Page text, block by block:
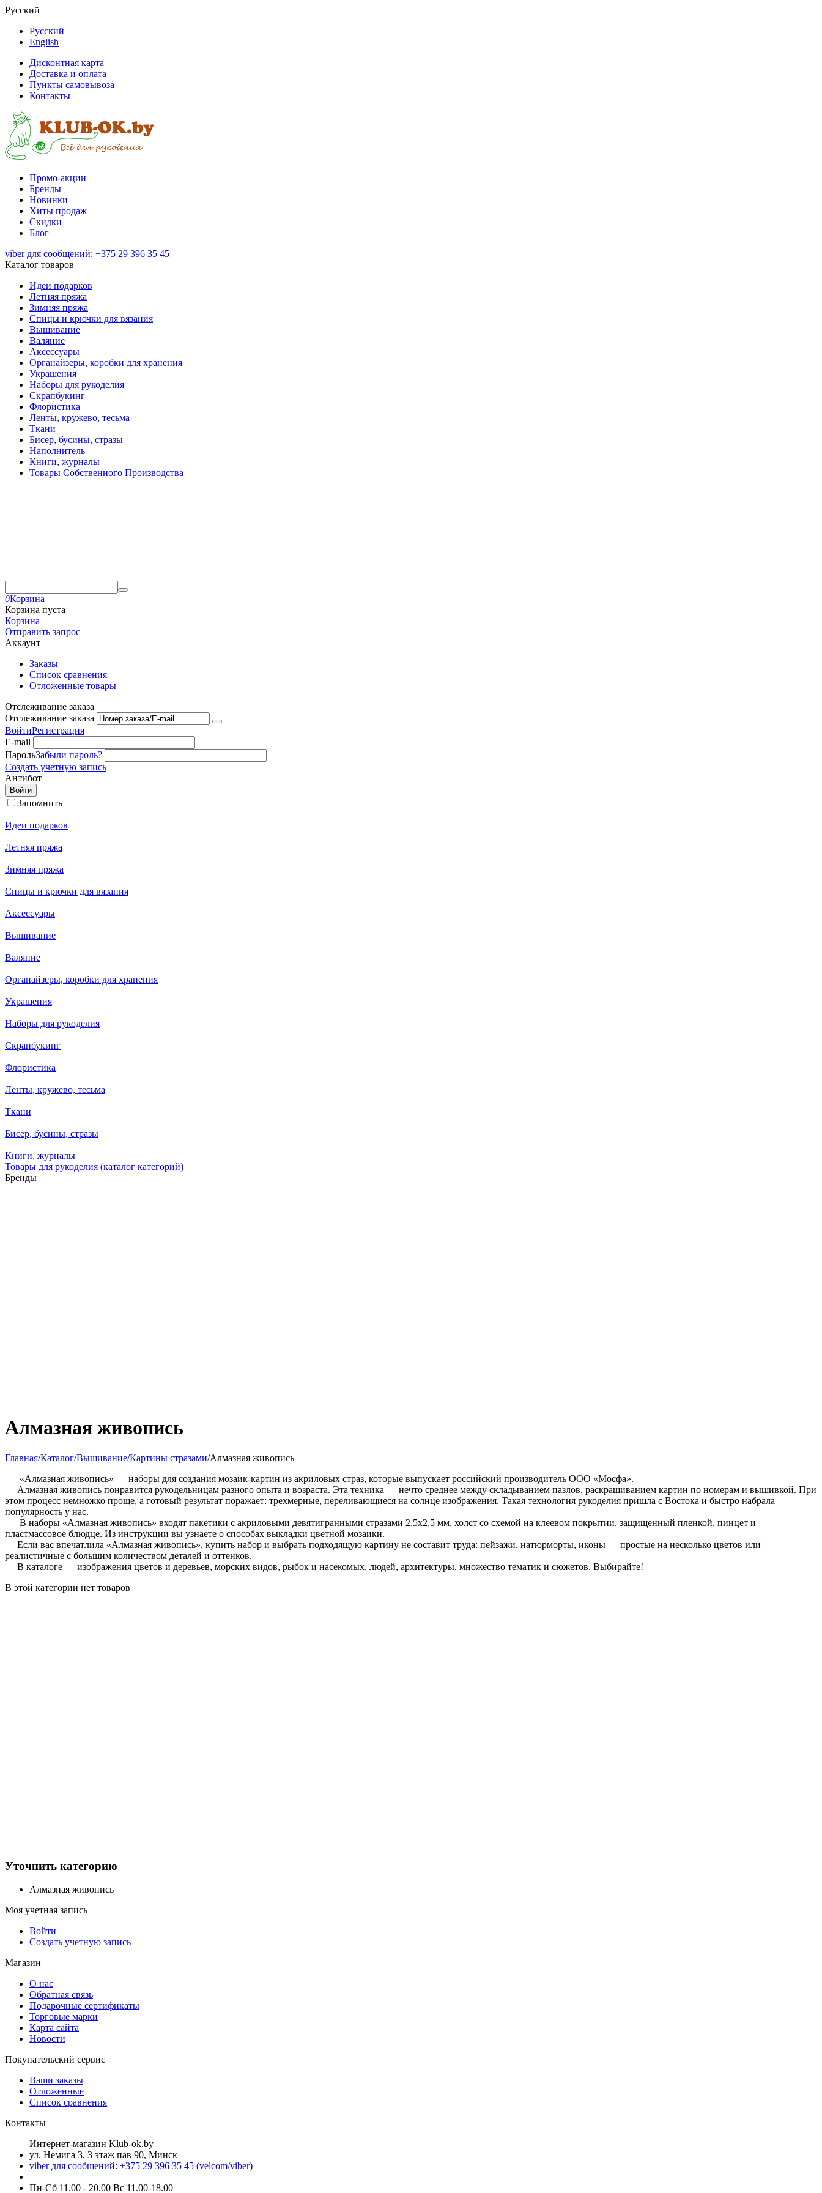
Русский
Русский
English
Дисконтная карта
Доставка и оплата
Пункты самовывоза
Контакты
Промо-акции
Бренды
Новинки
Хиты продаж
Скидки
Блог
viber для сообщений: +375 29 396 35 45
Каталог товаров
Идеи подарков
Летняя пряжа
Зимняя пряжа
Спицы и крючки для вязания
Вышивание
Валяние
Аксессуары
Органайзеры, коробки для хранения
Украшения
Наборы для рукоделия
Скрапбукинг
Флористика
Ленты, кружево, тесьма
Ткани
Бисер, бусины, стразы
Наполнитель
Книги, журналы
Товары Собственного Производства
0Корзина
Корзина пуста
Корзина
Отправить запрос
Аккаунт
Заказы
Список сравнения
Отложенные товары
Отслеживание заказа
Отслеживание заказа
ВойтиРегистрация
E-mail
ПарольЗабыли пароль?
Создать учетную запись
Антибот
Войти
Запомнить
Идеи подарков
Летняя пряжа
Зимняя пряжа
Спицы и крючки для вязания
Аксессуары
Вышивание
Валяние
Органайзеры, коробки для хранения
Украшения
Наборы для рукоделия
Скрапбукинг
Флористика
Ленты, кружево, тесьма
Ткани
Бисер, бусины, стразы
Книги, журналы
Товары для рукоделия (каталог категорий)
Бренды
Алмазная живопись
Главная/Каталог/Вышивание/Картины стразами/Алмазная живопись
«Алмазная живопись» — наборы для создания мозаик-картин из акриловых страз, которые выпускает российский производитель ООО «Мосфа».
Алмазная живопись понравится рукодельницам разного опыта и возраста. Эта техника — нечто среднее между складыванием пазлов, раскрашиванием картин по номерам и вышивкой. При
этом процесс немножко проще, а готовый результат поражает: трехмерные, переливающиеся на солнце изображения. Такая технология рукоделия пришла с Востока и быстро набрала
популярность у нас.
В наборы «Алмазная живопись» входят пакетики с акриловыми девятигранными стразами 2,5х2,5 мм, холст со схемой на клеевом покрытии, защищенный пленкой, пинцет и
пластмассовое блюдце. Из инструкции вы узнаете о способах выкладки цветной мозаики.
Если вас впечатлила «Алмазная живопись», купить набор и выбрать подходящую картину не составит труда: пейзажи, натюрморты, иконы — простые на несколько цветов или
реалистичные с большим количеством деталей и оттенков.
В каталоге — изображения цветов и деревьев, морских видов, рыбок и насекомых, людей, архитектуры, множество тематик и сюжетов. Выбирайте!
В этой категории нет товаров
Уточнить категорию
Алмазная живопись
Моя учетная запись
Войти
Создать учетную запись
Магазин
О нас
Обратная связь
Подарочные сертификаты
Торговые марки
Карта сайта
Новости
Покупательский сервис
Ваши заказы
Отложенные
Список сравнения
Контакты
Интернет-магазин Klub-ok.by
ул. Немига 3, 3 этаж пав 90, Минск
viber для сообщений: +375 29 396 35 45 (velcom/viber)
Пн-Сб 11.00 - 20.00 Вс 11.00-18.00